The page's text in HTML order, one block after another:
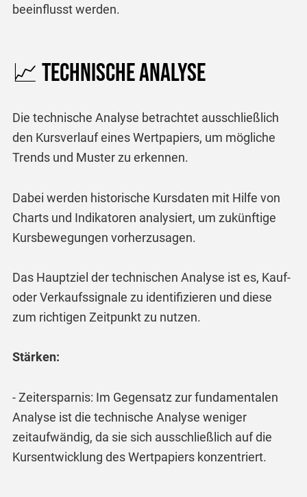
beeinflusst werden.
📈 Technische Analyse
Die technische Analyse betrachtet ausschließlich
den Kursverlauf eines Wertpapiers, um mögliche
Trends und Muster zu erkennen.
Dabei werden historische Kursdaten mit Hilfe von
Charts und Indikatoren analysiert, um zukünftige
Kursbewegungen vorherzusagen.
Das Hauptziel der technischen Analyse ist es, Kauf-
oder Verkaufssignale zu identifizieren und diese
zum richtigen Zeitpunkt zu nutzen.
Stärken:
- Zeitersparnis: Im Gegensatz zur fundamentalen
Analyse ist die technische Analyse weniger
zeitaufwändig, da sie sich ausschließlich auf die
Kursentwicklung des Wertpapiers konzentriert.